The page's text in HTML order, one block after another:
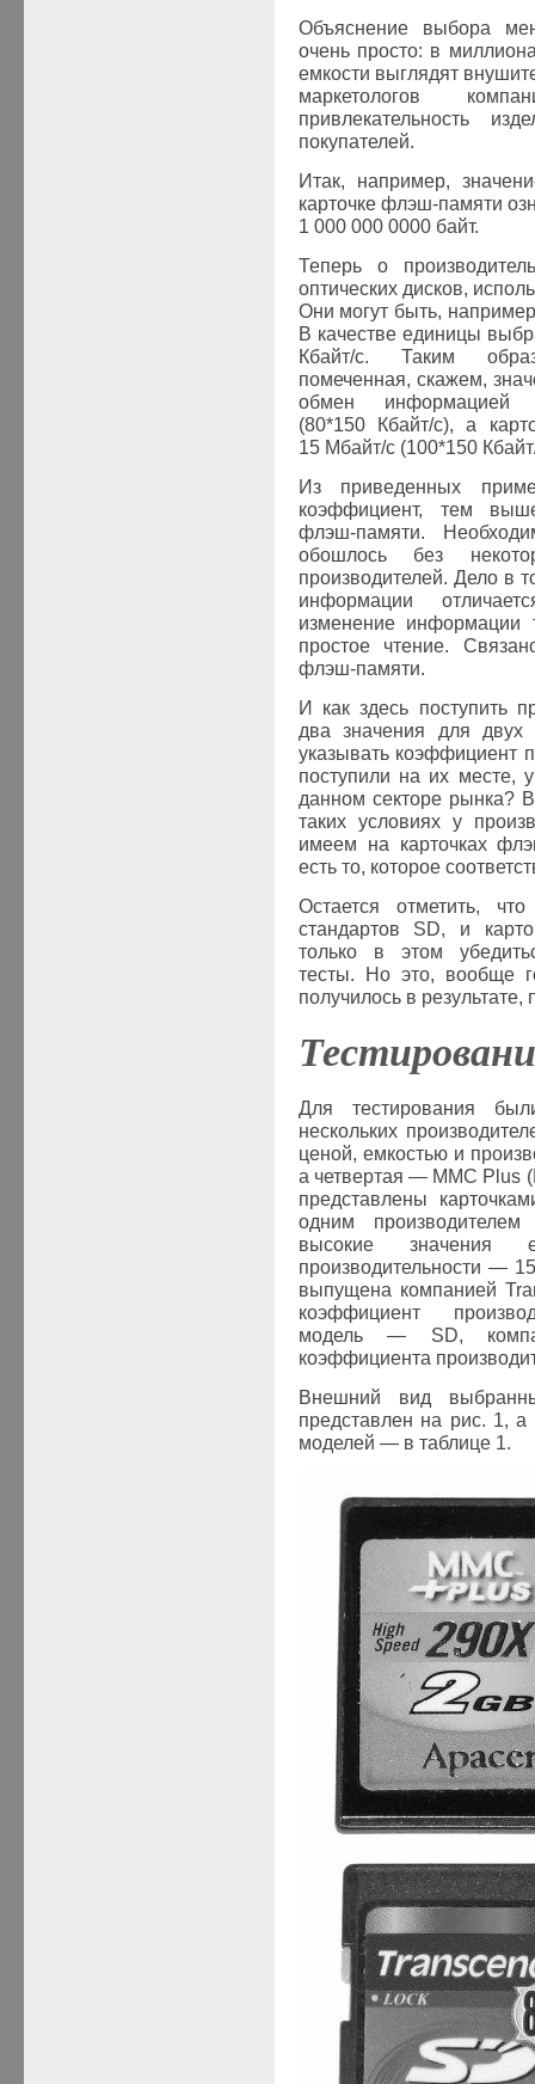
Объяснение выбора
очень просто: в
емкости выглядят
маркетологов
привлекательность
покупателей.
Итак, например,
карточке флэш-памяти
1 000 000 0000 байт.
Теперь о
оптических дисков,
Они могут быть,
В качестве единицы
Кбайт/с. Таким
помеченная, скажем,
обмен
(80*150 Кбайт/с), а
15 Мбайт/с (100*150
Из приведенных
коэффициент, тем выше
флэш-памяти.
обошлось без
производителей. Дело в
информации
изменение информации
простое чтение.
флэш-памяти.
И как здесь поступить
два значения для
указывать коэффициент
поступили на их месте,
данном секторе рынка?
таких условиях у
имеем на карточках
есть то, которое
Остается отметить,
стандартов SD, и
только в этом
тесты. Но это, вообще
получилось в
Для тестирования
нескольких
ценой, емкостью и
а четвертая — MMC Plus (
представлены
одним
высокие
производительности —
выпущена компанией
коэффициент
модель — SD,
коэффициента
Внешний вид
представлен на рис. 1,
моделей — в таблице 1.